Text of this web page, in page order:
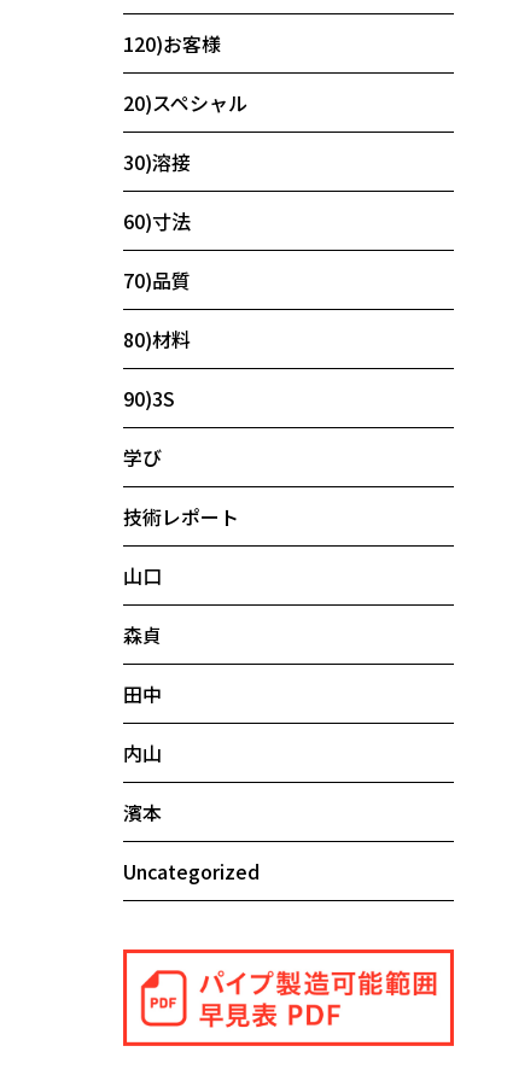
120)お客様
20)スペシャル
30)溶接
60)寸法
70)品質
80)材料
90)3S
学び
技術レポート
山口
森貞
田中
内山
濱本
Uncategorized